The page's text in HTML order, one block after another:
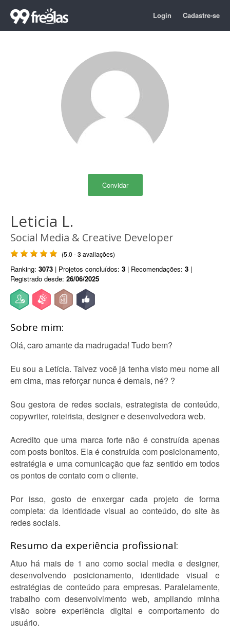
Login Cadastre-se
Convidar
Leticia L.
Social Media & Creative Developer
(5.0 - 3 avaliações)
Ranking: 3073 | Projetos concluídos: 3 | Recomendações: 3 |
Registrado desde: 26/06/2025
Sobre mim:
Olá, caro amante da madrugada! Tudo bem?
Eu sou a Letícia. Talvez você já tenha visto meu nome ali
em cima, mas reforçar nunca é demais, né? ?
Sou gestora de redes sociais, estrategista de conteúdo,
copywriter, roteirista, designer e desenvolvedora web.
Acredito que uma marca forte não é construída apenas
com posts bonitos. Ela é construída com posicionamento,
estratégia e uma comunicação que faz sentido em todos
os pontos de contato com o cliente.
Por isso, gosto de enxergar cada projeto de forma
completa: da identidade visual ao conteúdo, do site às
redes sociais.
Resumo da experiência profissional:
Atuo há mais de 1 ano como social media e designer,
desenvolvendo posicionamento, identidade visual e
estratégias de conteúdo para empresas. Paralelamente,
trabalho com desenvolvimento web, ampliando minha
visão sobre experiência digital e comportamento do
usuário.